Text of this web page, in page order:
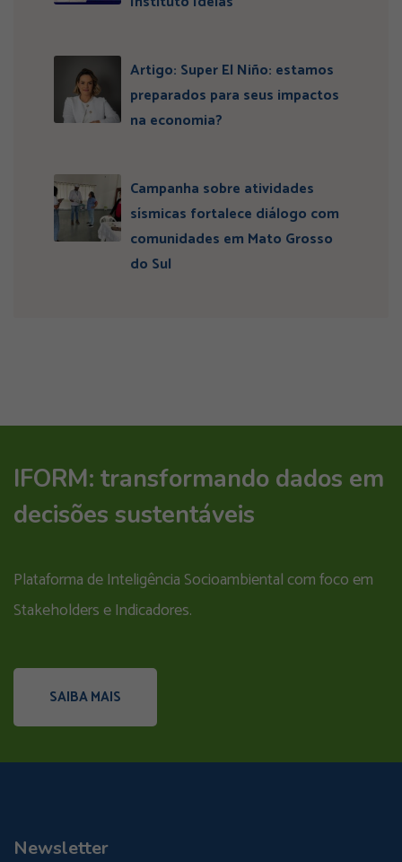
Artigo: Super El Niño: estamos
preparados para seus impactos
na economia?
Campanha sobre atividades
sísmicas fortalece diálogo com
comunidades em Mato Grosso
do Sul
IFORM: transformando dados em
decisões sustentáveis
Plataforma de Inteligência Socioambiental com foco em
Stakeholders e Indicadores.
SAIBA MAIS
Newsletter